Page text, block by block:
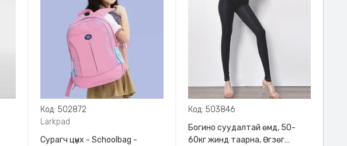
Код: 502872
Larkpad
Сурагч цүнх - Schoolbag -
Код: 503846
Богино суудалтай өмд, 50-
60кг жинд таарна, Өгзөг